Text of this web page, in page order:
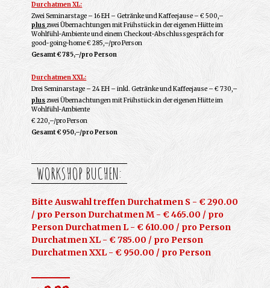
Durchatmen XL:
Zwei Seminarstage – 16 EH – Getränke und Kaffeejause – € 500,–
pluszwei Übernachtungen mit Frühstück in der eigenen Hütte im
Wohlfühl-Ambiente und einem Checkout-Abschlussgespräch for
good-going-home € 285,–/pro Person
Gesamt € 785,–/pro Person
Durchatmen XXL:
Drei Seminarstage – 24 EH – inkl. Getränke und Kaffeejause – € 730,–
pluszwei Übernachtungen mit Frühstück in der eigenen Hütte im
Wohlfühl-Ambiente
€ 220,–/pro Person
Gesamt € 950,–/pro Person
WORKSHOP BUCHEN:
Bitte Auswahl treffen Durchatmen S - € 290.00
/ pro Person Durchatmen M - € 465.00 / pro
Person Durchatmen L - € 610.00 / pro Person
Durchatmen XL - € 785.00 / pro Person
Durchatmen XXL - € 950.00 / pro Person